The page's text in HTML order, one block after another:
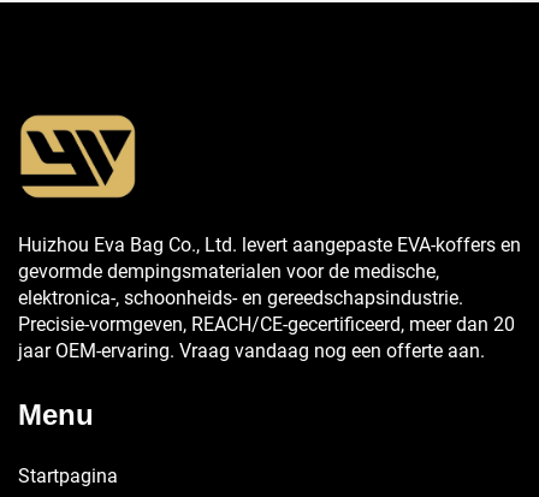
Huizhou Eva Bag Co., Ltd. levert aangepaste EVA-koffers en
gevormde dempingsmaterialen voor de medische,
elektronica-, schoonheids- en gereedschapsindustrie.
Precisie-vormgeven, REACH/CE-gecertificeerd, meer dan 20
jaar OEM-ervaring. Vraag vandaag nog een offerte aan.
Menu
Startpagina